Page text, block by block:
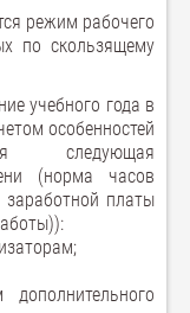
режим рабочего
по скользящему
учебного года в
особенностей
следующая
(норма часов
заработной платы